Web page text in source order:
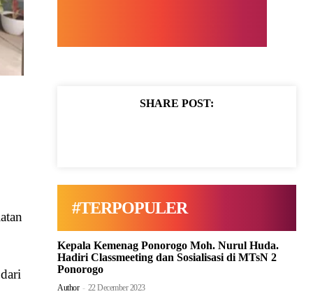
SHARE POST:
#TERPOPULER
Kepala Kemenag Ponorogo Moh. Nurul Huda.
Hadiri Classmeeting dan Sosialisasi di MTsN 2
Ponorogo
Author - 22 December 2023